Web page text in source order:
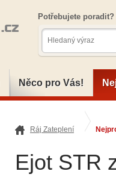
Potřebujete poradit?
Něco pro Vás!
Ráj Zateplení
Ejot STR